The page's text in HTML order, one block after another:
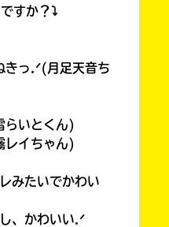
すか？⤵︎
っ.ᐟ(月足天音ち
いとくん)
イちゃん)
みたいでかわい
、かわいい.ᐟ